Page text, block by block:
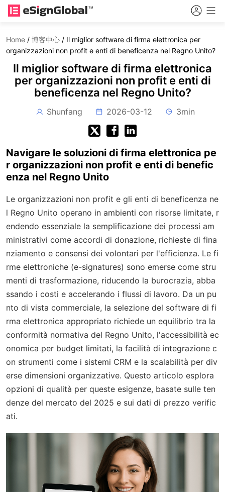
Home / 博客中心 / Il miglior software di firma elettronica per
organizzazioni non profit e enti di beneficenza nel Regno Unito?
Il miglior software di firma elettronica
per organizzazioni non profit e enti di
beneficenza nel Regno Unito?
Shunfang 2026-03-12 3min
Navigare le soluzioni di firma elettronica pe
r organizzazioni non profit e enti di benefic
enza nel Regno Unito
Le organizzazioni non profit e gli enti di beneficenza ne
l Regno Unito operano in ambienti con risorse limitate, r
endendo essenziale la semplificazione dei processi am
ministrativi come accordi di donazione, richieste di fina
nziamento e consensi dei volontari per l'efficienza. Le fi
rme elettroniche (e-signatures) sono emerse come stru
menti di trasformazione, riducendo la burocrazia, abba
ssando i costi e accelerando i flussi di lavoro. Da un pu
nto di vista commerciale, la selezione del software di fi
rma elettronica appropriato richiede un equilibrio tra la
conformità normativa del Regno Unito, l'accessibilità ec
onomica per budget limitati, la facilità di integrazione c
on strumenti come i sistemi CRM e la scalabilità per div
erse dimensioni organizzative. Questo articolo esplora
opzioni di qualità per queste esigenze, basate sulle ten
denze del mercato del 2025 e sui dati di prezzo verific
ati.